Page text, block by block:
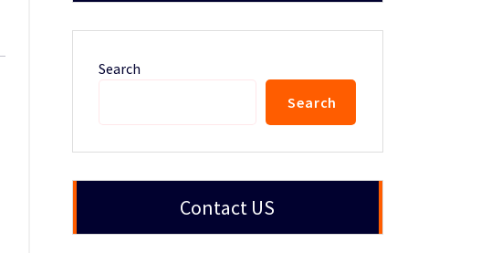
Search
Search
Contact US